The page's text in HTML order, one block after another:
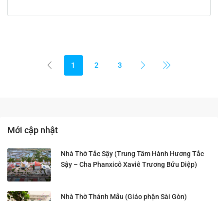
1 2 3
Mới cập nhật
Nhà Thờ Tắc Sậy (Trung Tâm Hành Hương Tắc
Sậy – Cha Phanxicô Xaviê Trương Bửu Diệp)
Nhà Thờ Thánh Mẫu (Giáo phận Sài Gòn)